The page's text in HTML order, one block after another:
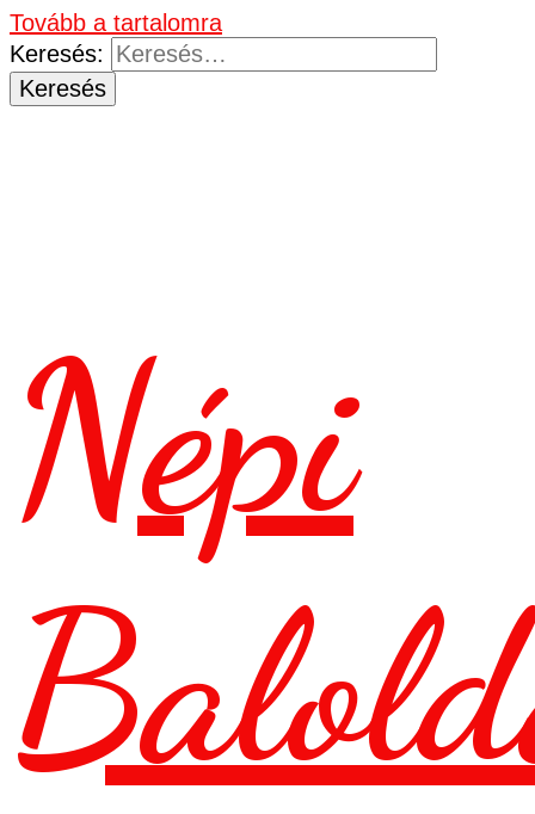
Tovább a tartalomra
Keresés:
Népi